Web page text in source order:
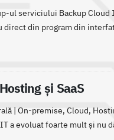
ul serviciului Backup
direct din program din
şi SaaS
| On-premise, Cloud,
a evoluat foarte mult și nu